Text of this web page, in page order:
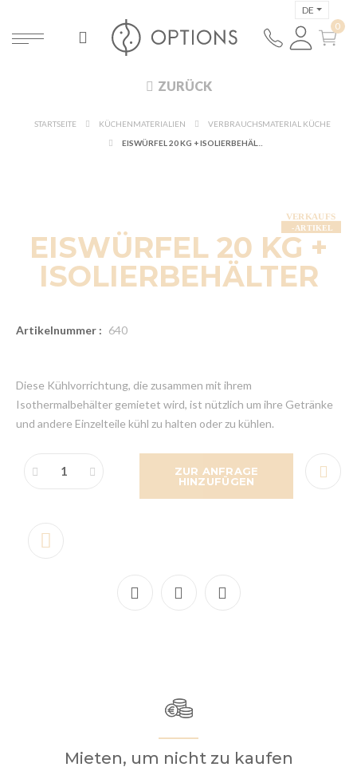
DE
ZURÜCK
STARTSEITE KÜCHENMATERIALIEN
VERBRAUCHSMATERIAL KÜCHE
EISWÜRFEL 20 KG +
ISOLIERBEHÄLTER
Artikelnummer : 640
Diese Kühlvorrichtung, die zusammen mit ihrem
Isothermalbehälter gemietet wird, ist nützlich um ihre Getränke
und andere Einzelteile kühl zu halten oder zu kühlen.
ZUR ANFRAGE
HINZUFÜGEN
Mieten, um nicht zu kaufen